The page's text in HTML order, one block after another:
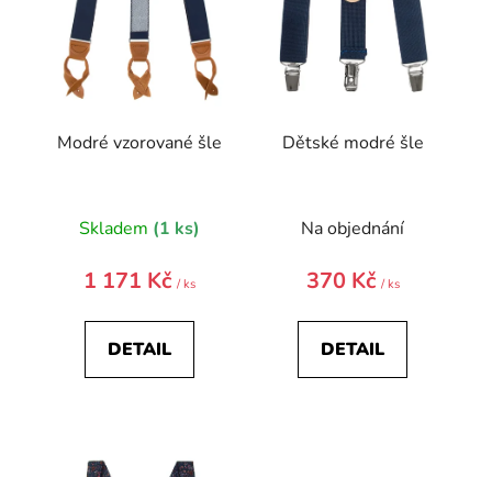
Modré vzorované šle
Skladem (1 ks)
1 171 Kč / ks
DETAIL
Dětské modré šle
Na objednání
370 Kč / ks
DETAIL